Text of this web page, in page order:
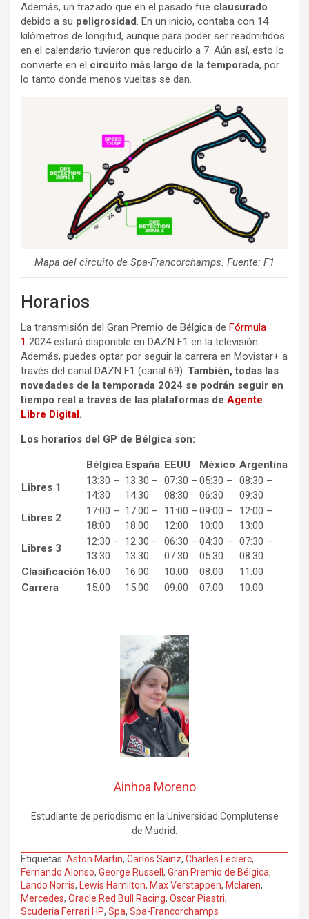
Además, un trazado que en el pasado fue clausurado
debido a su peligrosidad. En un inicio, contaba con 14
kilómetros de longitud, aunque para poder ser readmitidos
en el calendario tuvieron que reducirlo a 7. Aún así, esto lo
convierte en el circuito más largo de la temporada, por
lo tanto donde menos vueltas se dan.
Mapa del circuito de Spa-Francorchamps. Fuente: F1
Horarios
La transmisión del Gran Premio de Bélgica de Fórmula
1 2024 estará disponible en DAZN F1 en la televisión.
Además, puedes optar por seguir la carrera en Movistar+ a
través del canal DAZN F1 (canal 69). También, todas las
novedades de la temporada 2024 se podrán seguir en
tiempo real a través de las plataformas de Agente
Libre Digital.
Los horarios del GP de Bélgica son:
Bélgica España EEUU México Argentina
Libres 1
13:30 –
14:30
13:30 –
14:30
07:30 –
08:30
05:30 –
06:30
08:30 –
09:30
Libres 2
17:00 –
18:00
17:00 –
18:00
11:00 –
12:00
09:00 –
10:00
12:00 –
13:00
Libres 3
12:30 –
13:30
12:30 –
13:30
06:30 –
07:30
04:30 –
05:30
07:30 –
08:30
Clasificación 16:00 16:00 10:00 08:00
11:00
Carrera
15:00 15:00 09:00 07:00 10:00
Ainhoa Moreno
Estudiante de periodismo en la Universidad Complutense
de Madrid.
Etiquetas: Aston Martin, Carlos Sainz, Charles Leclerc,
Fernando Alonso, George Russell , Gran Premio de Bélgica,
Lando Norris, Lewis Hamilton, Max Verstappen, Mclaren,
Mercedes, Oracle Red Bull Racing, Oscar Piastri,
Scuderia Ferrari HP, Spa, Spa-Francorchamps